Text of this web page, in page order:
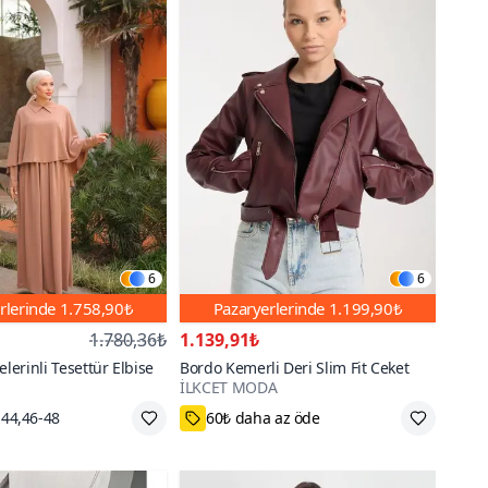
6
1.758,90₺
1.780,36₺
Tesettür Elbise
48
6
Pazaryerlerinde 1.199,90₺
1.139,91₺
Bordo Kemerli Deri Slim Fit Ceket
İLKCET MODA
1000+
60₺ daha az öde